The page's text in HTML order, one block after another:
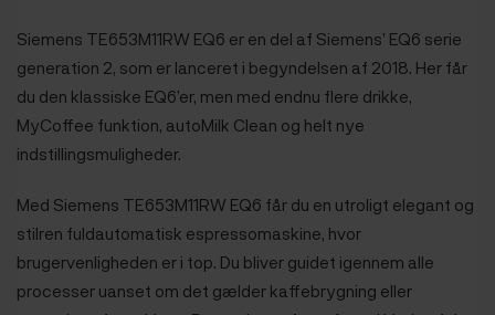
Siemens TE653M11RW EQ6 er en del af Siemens’ EQ6 serie
generation 2, som er lanceret i begyndelsen af 2018. Her får
du den klassiske EQ6’er, men med endnu flere drikke,
MyCoffee funktion, autoMilk Clean og helt nye
indstillingsmuligheder.
Med Siemens TE653M11RW EQ6 får du en utroligt elegant og
stilren fuldautomatisk espressomaskine, hvor
brugervenligheden er i top. Du bliver guidet igennem alle
processer uanset om det gælder kaffebrygning eller